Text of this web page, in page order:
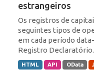
estrangeiros
Os registros de
seguintes tipos de
em cada período
Registro
HTML API OData